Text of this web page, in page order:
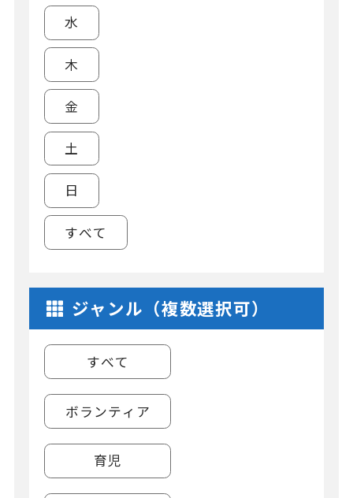
水
木
金
土
日
すべて
ジャンル（複数選択可）
すべて
ボランティア
育児